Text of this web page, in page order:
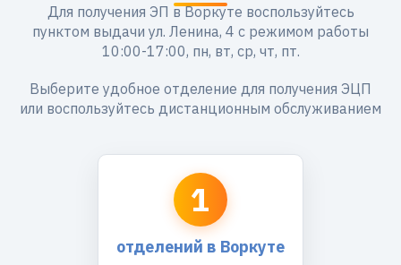
Для получения ЭП в Воркуте воспользуйтесь
пунктом выдачи ул. Ленина, 4 с режимом работы
10:00-17:00, пн, вт, ср, чт, пт.
Выберите удобное отделение для получения ЭЦП
или воспользуйтесь дистанционным обслуживанием
1
отделений в Воркуте